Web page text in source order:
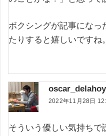
ボクシングが記事になっ
たりすると嬉しいですね。
2022年11月28日
そういう優しい気持ちで